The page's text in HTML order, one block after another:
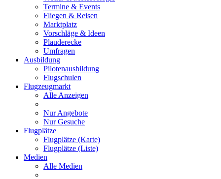
Termine & Events
Fliegen & Reisen
Marktplatz
Vorschläge & Ideen
Plauderecke
Umfragen
Ausbildung
Pilotenausbildung
Flugschulen
Flugzeugmarkt
Alle Anzeigen
Nur Angebote
Nur Gesuche
Flugplätze
Flugplätze (Karte)
Flugplätze (Liste)
Medien
Alle Medien